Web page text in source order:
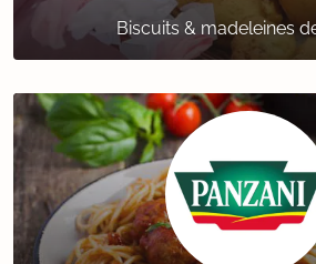
Biscuits & madeleines